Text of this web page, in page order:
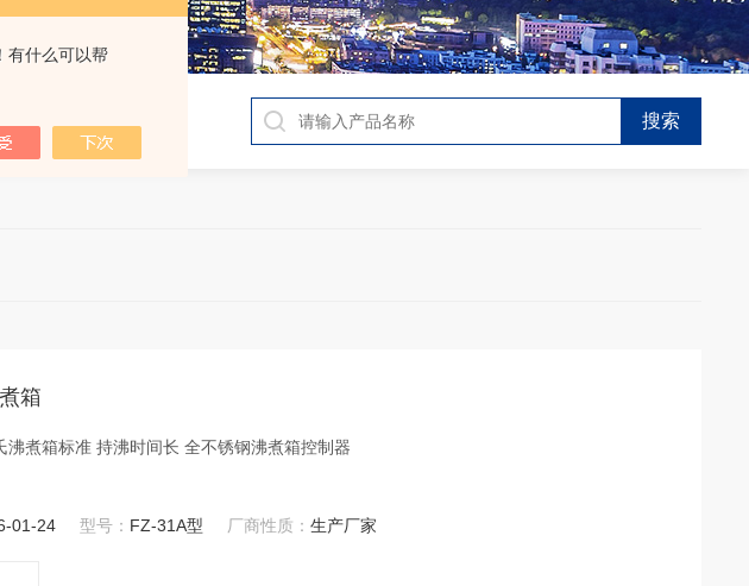
有什么可以帮
箱
沸煮箱标准 持沸时间长 全不锈钢沸煮箱控制器
01-24 型号： FZ-31A型 厂商性质：生产厂家